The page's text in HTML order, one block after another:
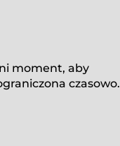
moment, aby
czasowo.